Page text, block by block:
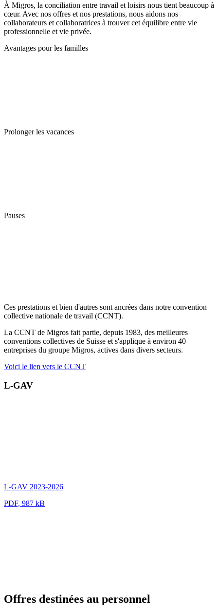
À Migros, la conciliation entre travail et loisirs nous tient beaucoup à
cœur. Avec nos offres et nos prestations, nous aidons nos
collaborateurs et collaboratrices à trouver cet équilibre entre vie
professionnelle et vie privée.
Avantages pour les familles
Prolonger les vacances
Pauses
Ces prestations et bien d'autres sont ancrées dans notre convention
collective nationale de travail (CCNT).
La CCNT de Migros fait partie, depuis 1983, des meilleures
conventions collectives de Suisse et s'applique à environ 40
entreprises du groupe Migros, actives dans divers secteurs.
Voici le lien vers le CCNT
L-GAV
L-GAV 2023-2026
PDF, 987 kB
Offres destinées au personnel